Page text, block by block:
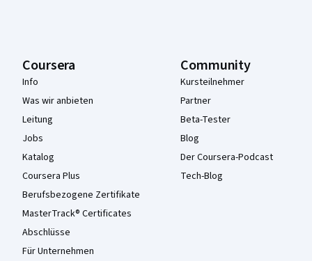
Coursera
Info
Was wir anbieten
Leitung
Jobs
Katalog
Coursera Plus
Berufsbezogene Zertifikate
MasterTrack® Certificates
Abschlüsse
Für Unternehmen
Community
Kursteilnehmer
Partner
Beta-Tester
Blog
Der Coursera-Podcast
Tech-Blog